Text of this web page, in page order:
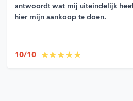
antwoordt wat mij uiteindelijk
hier mijn aankoop te doen.
10/10